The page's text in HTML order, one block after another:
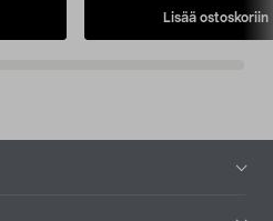
Lisää ostoskoriin